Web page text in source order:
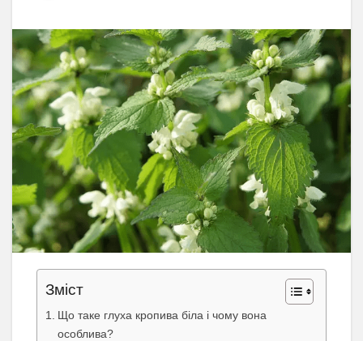
Зміст
Що таке глуха кропива біла і чому вона
особлива?